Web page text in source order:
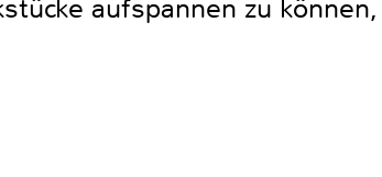
aufspannen zu